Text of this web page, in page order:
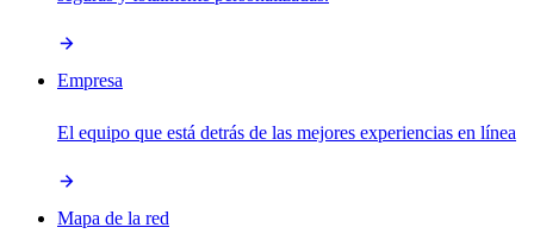
Empresa
El equipo que está detrás de las mejores experiencias en línea
Mapa de la red